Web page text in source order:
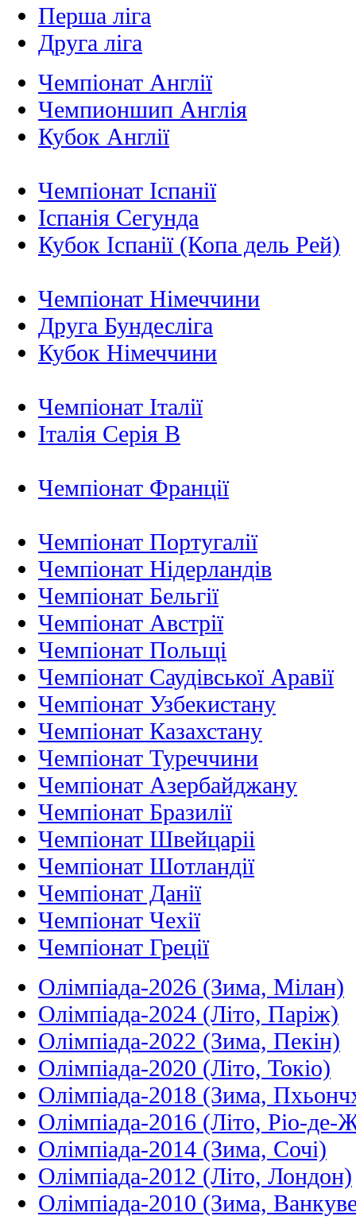
Перша ліга
Друга ліга
Чемпіонат Англії
Чемпионшип Англія
Кубок Англії
Чемпіонат Іспанії
Іспанія Сегунда
Кубок Іспанії (Копа дель Рей)
Чемпіонат Німеччини
Друга Бундесліга
Кубок Німеччини
Чемпіонат Італії
Італія Серія B
Чемпіонат Франції
Чемпіонат Португалії
Чемпіонат Нідерландiв
Чемпіонат Бельгії
Чемпіонат Австрії
Чемпіонат Польщі
Чемпіонат Саудівської Аравії
Чемпіонат Узбекистану
Чемпіонат Казахстану
Чемпіонат Туреччини
Чемпіонат Азербайджану
Чемпіонат Бразилії
Чемпіонат Швейцаріі
Чемпіонат Шотландії
Чемпіонат Данії
Чемпіонат Чехії
Чемпіонат Греції
Олімпіада-2026 (Зима, Мілан)
Олімпіада-2024 (Літо, Паріж)
Олімпіада-2022 (Зима, Пекін)
Олімпіада-2020 (Літо, Токіо)
Олімпіада-2018 (Зима,
Олімпіада-2016 (Літо, Ріо-де-
Олімпіада-2014 (Зима, Сочі)
Олімпіада-2012 (Літо, Лондон)
Олімпіада-2010 (Зима,